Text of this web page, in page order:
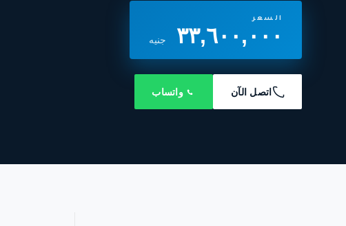
السعر
٣٣,٦٠٠,٠٠٠ جنيه
اتصل الآن واتساب